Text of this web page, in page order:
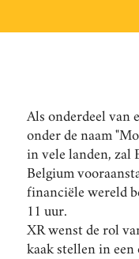
Als onderdeel van
onder de naam
in vele landen, zal
Belgium
financiële wereld
11 uur.
XR wenst de rol
kaak stellen in